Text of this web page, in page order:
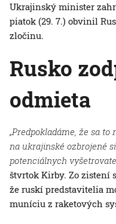
Ukrajinský minister
piatok (29. 7.) obvinil
zločinu.
Rusko
odmieta
„Predpokladáme, že sa
na ukrajinské ozbrojené
potenciálnych
štvrtok Kirby. Zo zistení
že ruskí predstavitelia
muníciu z raketových